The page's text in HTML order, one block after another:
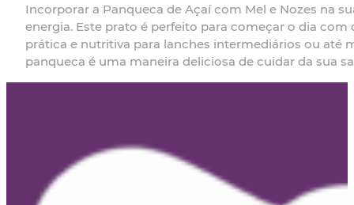
Incorporar a Panqueca de Açaí com Mel e Nozes na
energia. Este prato é perfeito para começar o dia
prática e nutritiva para lanches intermediários ou até
panqueca é uma maneira deliciosa de cuidar da sua